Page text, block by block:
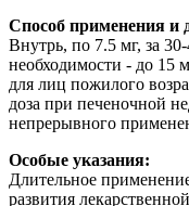
Способ применения и
Внутрь, по 7.5 мг, за
необходимости - до 15
для лиц пожилого
доза при печеночной
непрерывного
Особые указания:
Длительное
развития